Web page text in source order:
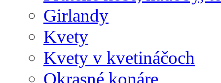
Girlandy
Kvety
Kvety v kvetináčoch
Okrasné konáre